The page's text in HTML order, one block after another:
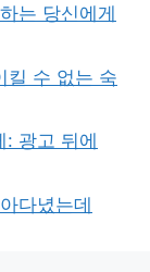
는 당신에게
킬 수 없는 숙
: 광고 뒤에
다녔는데